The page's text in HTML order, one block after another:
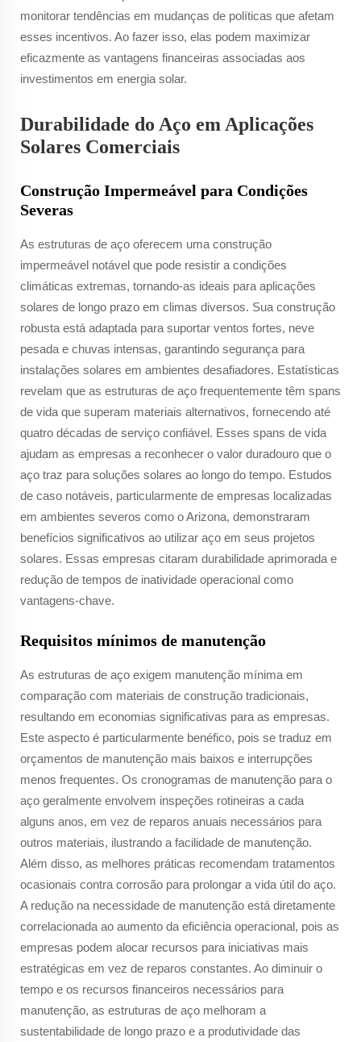
monitorar tendências em mudanças de políticas que afetam
esses incentivos. Ao fazer isso, elas podem maximizar
eficazmente as vantagens financeiras associadas aos
investimentos em energia solar.
Durabilidade do Aço em Aplicações
Solares Comerciais
Construção Impermeável para Condições
Severas
As estruturas de aço oferecem uma construção
impermeável notável que pode resistir a condições
climáticas extremas, tornando-as ideais para aplicações
solares de longo prazo em climas diversos. Sua construção
robusta está adaptada para suportar ventos fortes, neve
pesada e chuvas intensas, garantindo segurança para
instalações solares em ambientes desafiadores. Estatísticas
revelam que as estruturas de aço frequentemente têm spans
de vida que superam materiais alternativos, fornecendo até
quatro décadas de serviço confiável. Esses spans de vida
ajudam as empresas a reconhecer o valor duradouro que o
aço traz para soluções solares ao longo do tempo. Estudos
de caso notáveis, particularmente de empresas localizadas
em ambientes severos como o Arizona, demonstraram
benefícios significativos ao utilizar aço em seus projetos
solares. Essas empresas citaram durabilidade aprimorada e
redução de tempos de inatividade operacional como
vantagens-chave.
Requisitos mínimos de manutenção
As estruturas de aço exigem manutenção mínima em
comparação com materiais de construção tradicionais,
resultando em economias significativas para as empresas.
Este aspecto é particularmente benéfico, pois se traduz em
orçamentos de manutenção mais baixos e interrupções
menos frequentes. Os cronogramas de manutenção para o
aço geralmente envolvem inspeções rotineiras a cada
alguns anos, em vez de reparos anuais necessários para
outros materiais, ilustrando a facilidade de manutenção.
Além disso, as melhores práticas recomendam tratamentos
ocasionais contra corrosão para prolongar a vida útil do aço.
A redução na necessidade de manutenção está diretamente
correlacionada ao aumento da eficiência operacional, pois as
empresas podem alocar recursos para iniciativas mais
estratégicas em vez de reparos constantes. Ao diminuir o
tempo e os recursos financeiros necessários para
manutenção, as estruturas de aço melhoram a
sustentabilidade de longo prazo e a produtividade das